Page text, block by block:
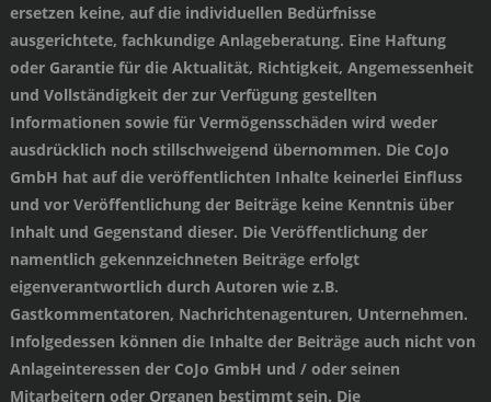
ersetzen keine, auf die individuellen Bedürfnisse
ausgerichtete, fachkundige Anlageberatung. Eine Haftung
oder Garantie für die Aktualität, Richtigkeit, Angemessenheit
und Vollständigkeit der zur Verfügung gestellten
Informationen sowie für Vermögensschäden wird weder
ausdrücklich noch stillschweigend übernommen. Die CoJo
GmbH hat auf die veröffentlichten Inhalte keinerlei Einfluss
und vor Veröffentlichung der Beiträge keine Kenntnis über
Inhalt und Gegenstand dieser. Die Veröffentlichung der
namentlich gekennzeichneten Beiträge erfolgt
eigenverantwortlich durch Autoren wie z.B.
Gastkommentatoren, Nachrichtenagenturen, Unternehmen.
Infolgedessen können die Inhalte der Beiträge auch nicht von
Anlageinteressen der CoJo GmbH und / oder seinen
Mitarbeitern oder Organen bestimmt sein. Die